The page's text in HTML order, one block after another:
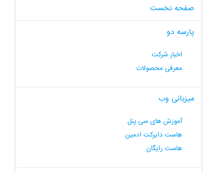
صفحه نخست
پارسه دو
اخبار شرکت
معرفی محصولات
میزبانی وب
آموزش های سی پنل
هاست دایرکت ادمین
هاست رایگان